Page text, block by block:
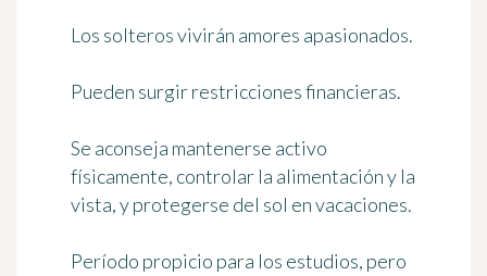
Los solteros vivirán amores apasionados.
Pueden surgir restricciones financieras.
Se aconseja mantenerse activo
físicamente, controlar la alimentación y la
vista, y protegerse del sol en vacaciones.
Período propicio para los estudios, pero